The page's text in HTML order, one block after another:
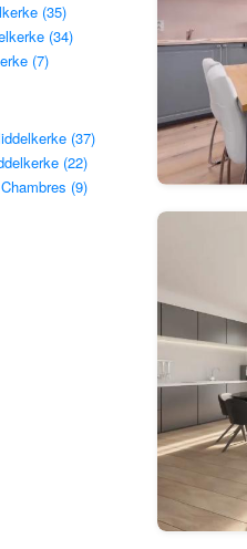
(35)
(34)
(7)
(37)
(22)
(9)